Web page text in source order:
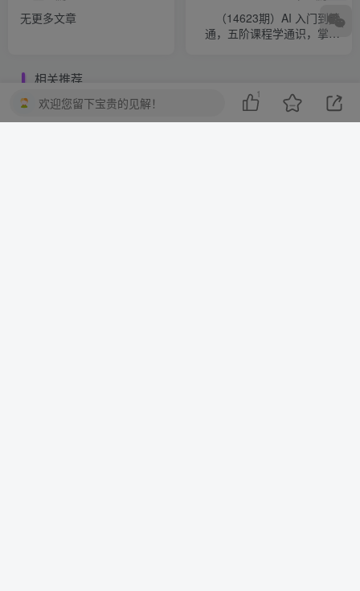
无更多文章
（14623期）AI 入门到精
通，五阶课程学通识，掌握
相关推荐
欢迎您留下宝贵的见解！
1